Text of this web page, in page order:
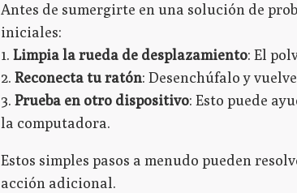
Antes de sumergirte en una solución de
iniciales:
1. Limpia la rueda de desplazamiento: El
2. Reconecta tu ratón: Desenchúfalo y
3. Prueba en otro dispositivo: Esto puede
la computadora.
Estos simples pasos a menudo pueden
acción adicional.